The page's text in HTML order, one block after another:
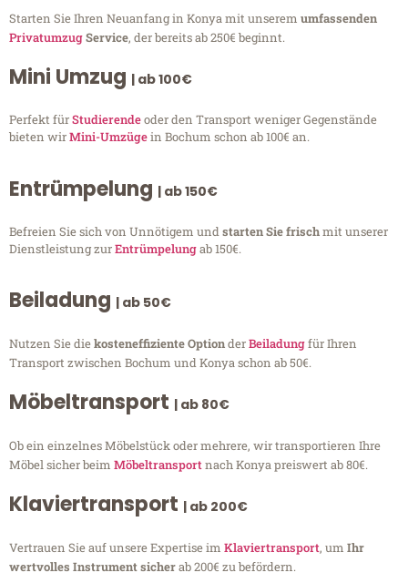
Starten Sie Ihren Neuanfang in Konya mit unserem umfassenden
PrivatumzugService, der bereits ab 250€ beginnt.
Mini Umzug | ab 100€
Perfekt fürStudierendeoder den Transport weniger Gegenstände
bieten wirMini-Umzügein Bochum schon ab 100€ an.
Entrümpelung | ab 150€
Befreien Sie sich von Unnötigem undstarten Sie frischmit unserer
Dienstleistung zurEntrümpelungab 150€.
Beiladung | ab 50€
Nutzen Sie diekosteneffiziente OptionderBeiladungfür Ihren
Transport zwischen Bochum und Konya schon ab 50€.
Möbeltransport | ab 80€
Ob ein einzelnes Möbelstück oder mehrere, wir transportieren Ihre
Möbel sicher beim Möbeltransportnach Konya preiswert ab 80€.
Klaviertransport | ab 200€
Vertrauen Sie auf unsere Expertise im Klaviertransport, um Ihr
wertvolles Instrument sicherab 200€ zu befördern.